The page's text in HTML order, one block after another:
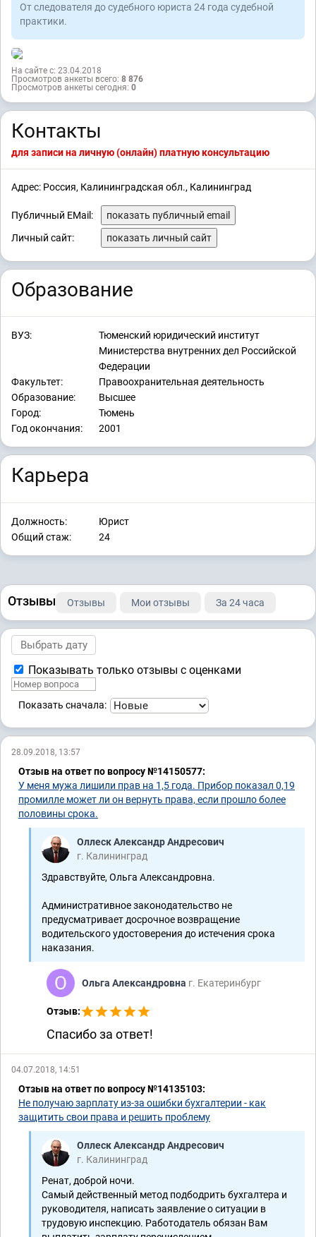
От следователя до судебного юриста 24 года судебной
практики.
На сайте с: 23.04.2018
Просмотров анкеты всего: 8 876
Просмотров анкеты сегодня: 0
Контакты
для записи на личную (онлайн) платную консультацию
Адрес: Россия, Калининградская обл., Калининград
Публичный EMail:
показать публичный email
Личный сайт:
показать личный сайт
Образование
ВУЗ:
Тюменский юридический институт
Министерства внутренних дел Российской
Федерации
Факультет:
Правоохранительная деятельность
Образование:
Высшее
Город:
Тюмень
Год окончания:
2001
Карьера
Должность:
Юрист
Общий стаж:
24
Отзывы Отзывы Мои отзывы За 24 часа
Показывать только отзывы с оценками
Показать сначала:
28.09.2018, 13:57
Отзыв на ответ по вопросу №14150577:
У меня мужа лишили прав на 1,5 года. Прибор показал 0,19
промилле может ли он вернуть права, если прошло более
половины срока.
Оллеск Александр Андресович
г. Калининград
Здравствуйте, Ольга Александровна.
Административное законодательство не
предусматривает досрочное возвращение
водительского удостоверения до истечения срока
наказания.
Ольга Александровна г. Екатеринбург
Отзыв:
Спасибо за ответ!
04.07.2018, 14:51
Отзыв на ответ по вопросу №14135103:
Не получаю зарплату из-за ошибки бухгалтерии - как
защитить свои права и решить проблему
Оллеск Александр Андресович
г. Калининград
Ренат, доброй ночи.
Самый действенный метод подбодрить бухгалтера и
руководителя, написать заявление о ситуации в
трудовую инспекцию. Работодатель обязан Вам